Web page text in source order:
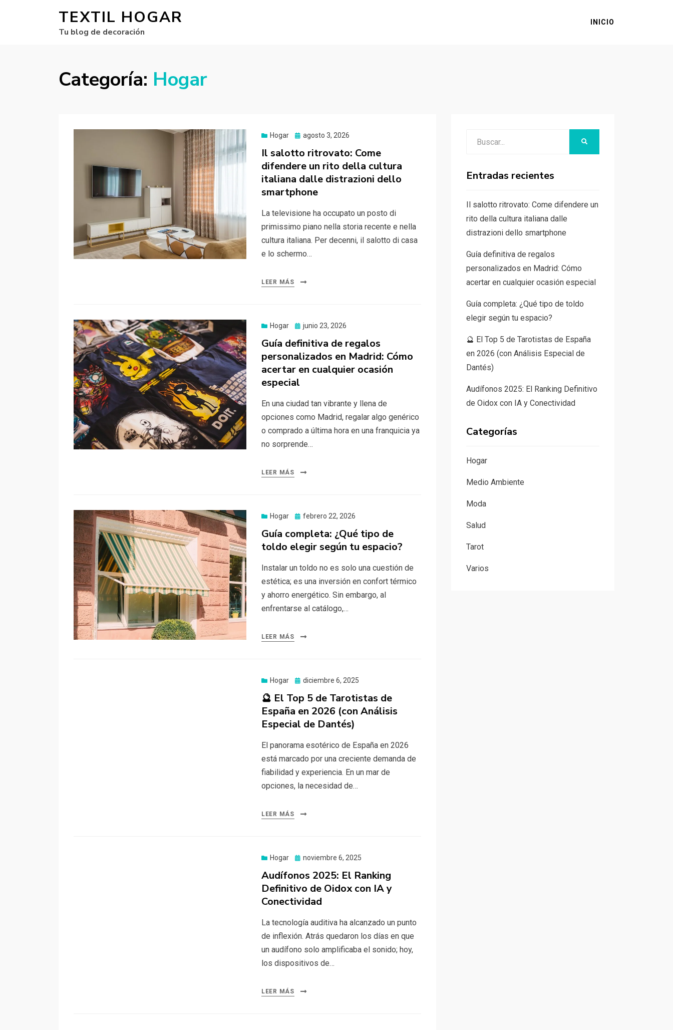
TEXTIL HOGAR
Tu blog de decoración
INICIO
Categoría: Hogar
Hogar
Publicado
agosto 3, 2026
Il salotto ritrovato: Come
difendere un rito della cultura
italiana dalle distrazioni dello
smartphone
La televisione ha occupato un posto di
primissimo piano nella storia recente e nella
cultura italiana. Per decenni, il salotto di casa
e lo schermo…
LEER MÁS
Hogar
Publicado
el
junio 23, 2026
Guía definitiva de regalos
personalizados en Madrid: Cómo
acertar en cualquier ocasión
especial
En una ciudad tan vibrante y llena de
opciones como Madrid, regalar algo genérico
o comprado a última hora en una franquicia ya
no sorprende…
LEER MÁS
Hogar
Publicado
febrero 22, 2026
Guía completa: ¿Qué tipo de
toldo elegir según tu espacio?
Instalar un toldo no es solo una cuestión de
estética; es una inversión en confort térmico
y ahorro energético. Sin embargo, al
enfrentarse al catálogo,…
LEER MÁS
Hogar
Publicado
diciembre 6, 2025
🔮 El Top 5 de Tarotistas de
España en 2026 (con Análisis
Especial de Dantés)
El panorama esotérico de España en 2026
está marcado por una creciente demanda de
fiabilidad y experiencia. En un mar de
opciones, la necesidad de…
LEER MÁS
Hogar
Publicado
noviembre 6, 2025
Audífonos 2025: El Ranking
Definitivo de Oidox con IA y
Conectividad
La tecnología auditiva ha alcanzado un punto
de inflexión. Atrás quedaron los días en que
un audífono solo amplificaba el sonido; hoy,
los dispositivos de…
LEER MÁS
Entradas recientes
Il salotto ritrovato: Come difendere un
rito della cultura italiana dalle
distrazioni dello smartphone
Guía definitiva de regalos
personalizados en Madrid: Cómo
acertar en cualquier ocasión especial
Guía completa: ¿Qué tipo de toldo
elegir según tu espacio?
🔮 El Top 5 de Tarotistas de España
en 2026 (con Análisis Especial de
Dantés)
Audífonos 2025: El Ranking Definitivo
de Oidox con IA y Conectividad
Categorías
Hogar
Medio Ambiente
Moda
Salud
Tarot
Varios